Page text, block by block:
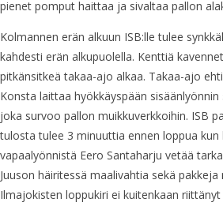
pienet pomput haittaa ja sivaltaa pallon
Kolmannen erän alkuun ISB:lle tulee
kahdesti erän alkupuolella. Kenttiä
pitkänsitkeä takaa-ajo alkaa. Takaa-ajo
Konsta laittaa hyökkäyspään
joka survoo pallon muikkuverkkoihin. ISB
tulosta tulee 3 minuuttia ennen loppua kun
vapaalyönnistä Eero Santaharju vetää
Juuson häiritessä maalivahtia sekä pakkeja
Ilmajokisten loppukiri ei kuitenkaan